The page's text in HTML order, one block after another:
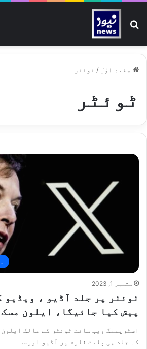
تلاش کیجیے
صفحۂ اوّل / ٹوئٹر
ٹوئٹر
ستمبر 1, 2023
ٹوئٹر پر جلد آڈیو ، ویڈیو
پیش کیا جائیگا، ایلون
اسٹریمنگ ویب سائٹ ٹوئٹر کے مالک
کہ جلد ہی پلیٹ فارم پر آڈیو اور…